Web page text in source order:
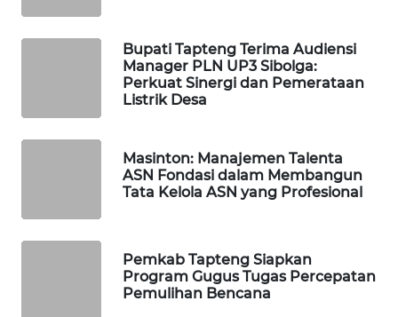
Bupati Tapteng Terima Audiensi
Manager PLN UP3 Sibolga:
Perkuat Sinergi dan Pemerataan
Listrik Desa
Masinton: Manajemen Talenta
ASN Fondasi dalam Membangun
Tata Kelola ASN yang Profesional
Pemkab Tapteng Siapkan
Program Gugus Tugas Percepatan
Pemulihan Bencana
ID